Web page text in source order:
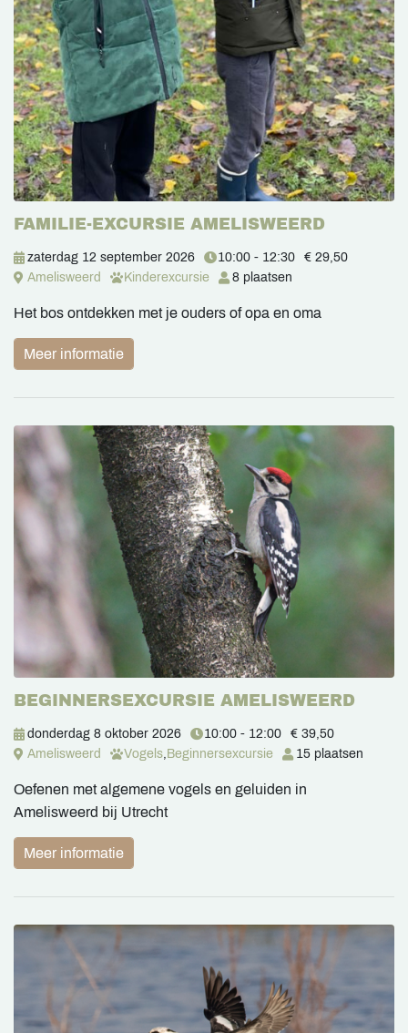
FAMILIE-EXCURSIE AMELISWEERD
zaterdag 12 september 2026 10:00 - 12:30
€ 29,50
Amelisweerd
Kinderexcursie 8 plaatsen
Het bos ontdekken met je ouders of opa en oma
Meer informatie
BEGINNERSEXCURSIE AMELISWEERD
donderdag 8 oktober 2026 10:00 - 12:00
€ 39,50
Amelisweerd
Vogels, Beginnersexcursie 15 plaatsen
Oefenen met algemene vogels en geluiden in
Amelisweerd bij Utrecht
Meer informatie